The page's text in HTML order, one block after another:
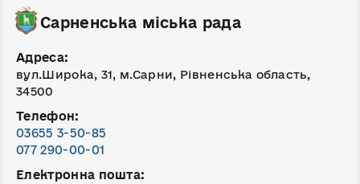
Сарненська міська рада
Адреса:
вул.Широка, 31, м.Сарни, Рівненська область,
34500
Телефон:
03655 3-50-85
077 290-00-01
Електронна пошта: